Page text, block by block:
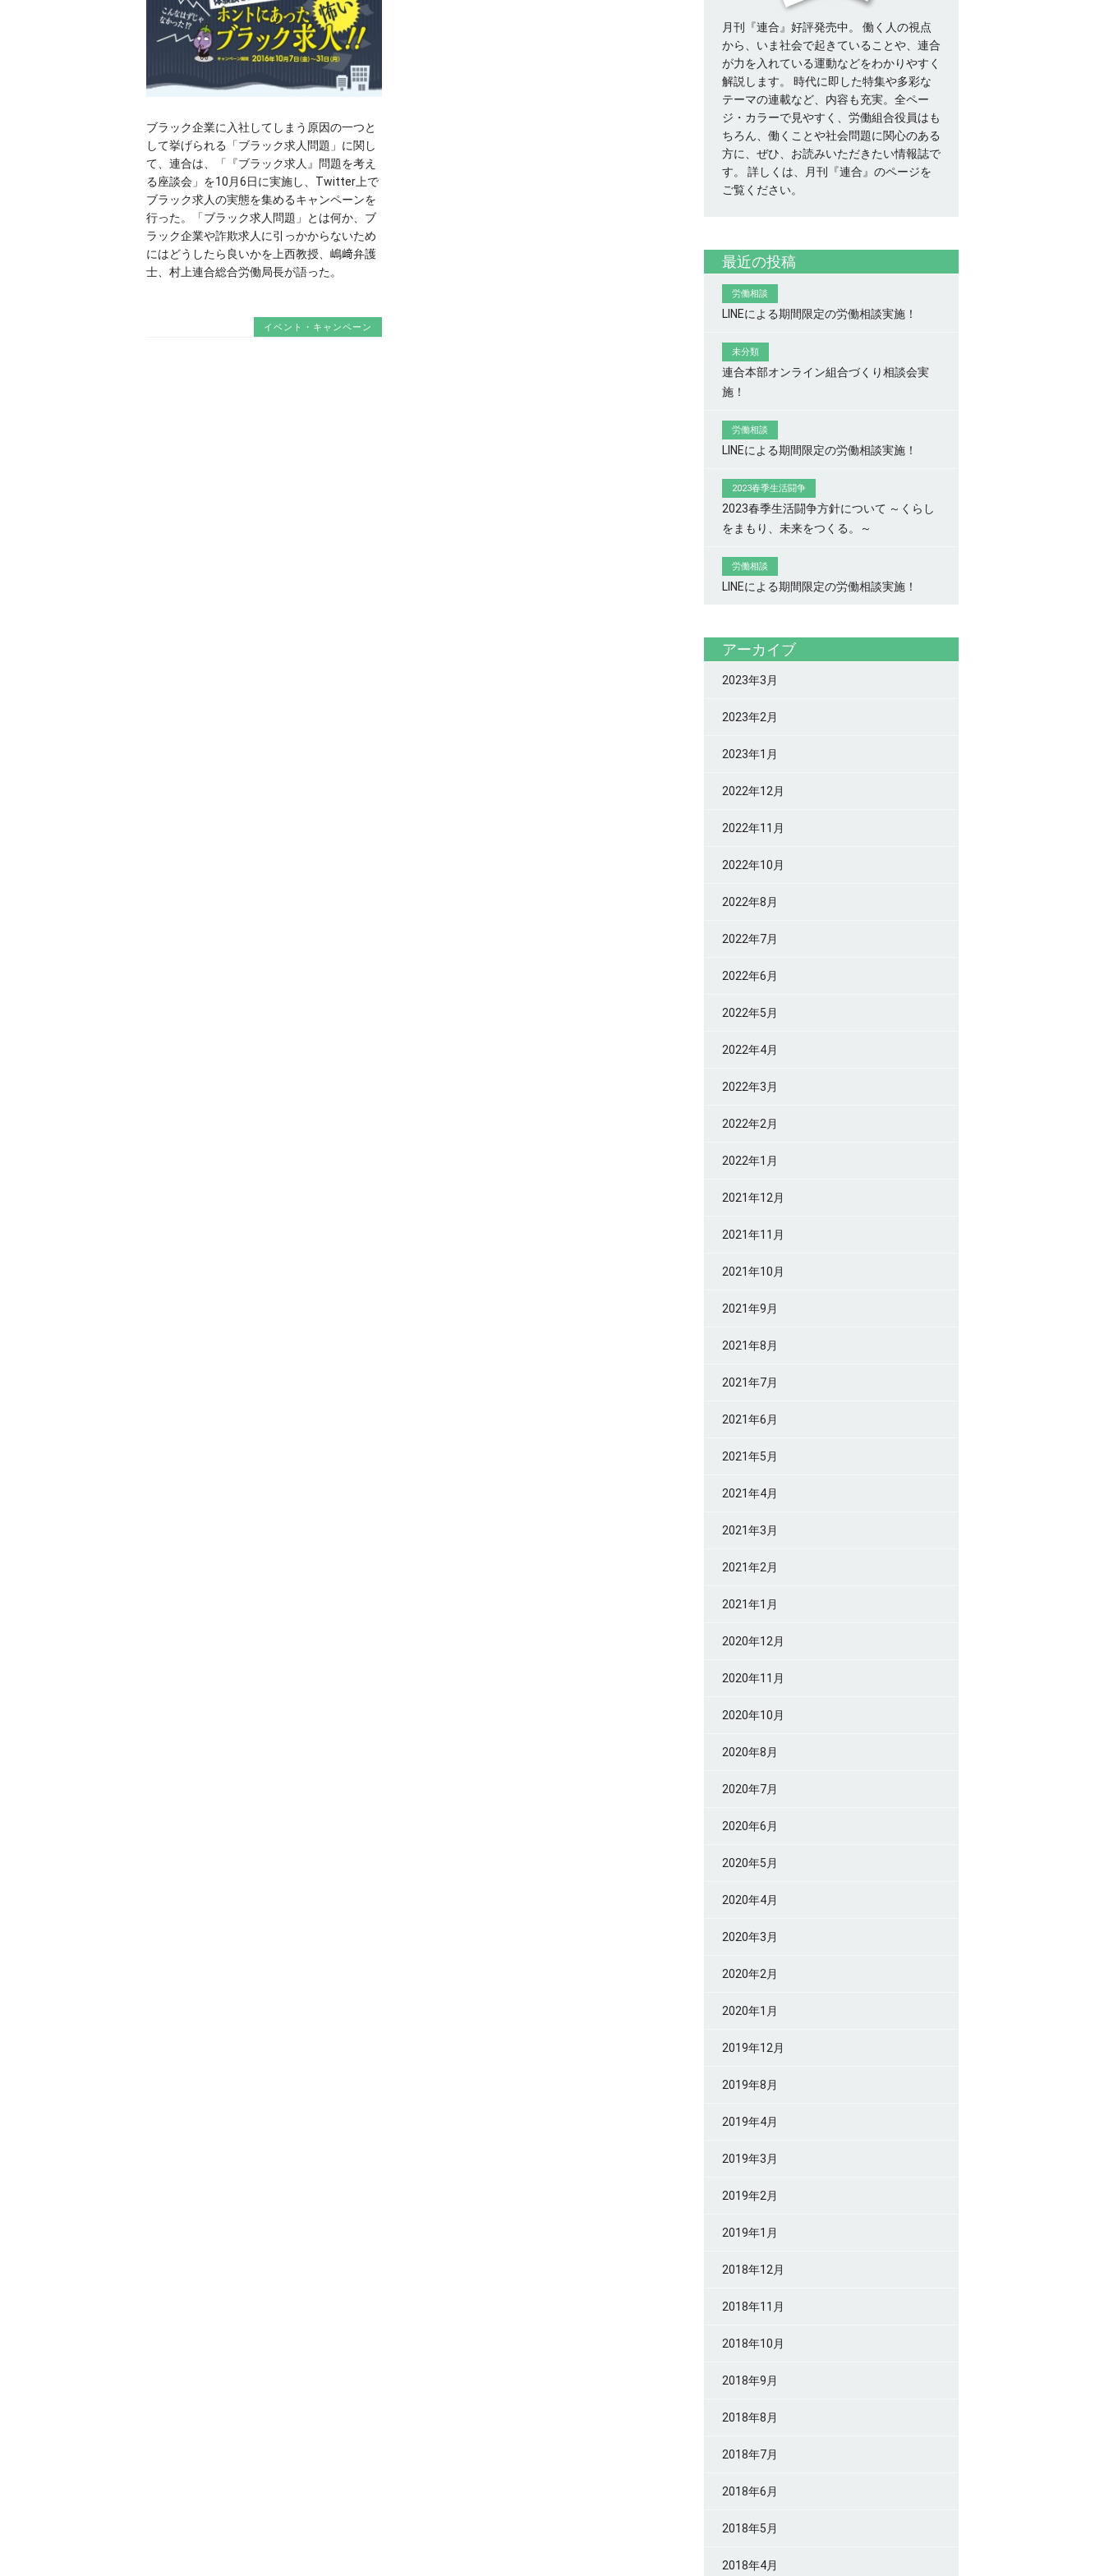
ブラック企業に入社してしまう原因の一つと
して挙げられる「ブラック求人問題」に関し
て、連合は、「『ブラック求人』問題を考え
る座談会」を10月6日に実施し、Twitter上で
ブラック求人の実態を集めるキャンペーンを
行った。「ブラック求人問題」とは何か、ブ
ラック企業や詐欺求人に引っかからないため
にはどうしたら良いかを上西教授、嶋﨑弁護
士、村上連合総合労働局長が語った。
イベント・キャンペーン
月刊『連合』好評発売中。 働く人の視点
から、いま社会で起きていることや、連合
が力を入れている運動などをわかりやすく
解説します。 時代に即した特集や多彩な
テーマの連載など、内容も充実。全ペー
ジ・カラーで見やすく、労働組合役員はも
ちろん、働くことや社会問題に関心のある
方に、ぜひ、お読みいただきたい情報誌で
す。 詳しくは、月刊『連合』のページを
ご覧ください。
最近の投稿
労働相談
LINEによる期間限定の労働相談実施！
未分類
連合本部オンライン組合づくり相談会実
施！
労働相談
LINEによる期間限定の労働相談実施！
2023春季生活闘争
2023春季生活闘争方針について ～くらし
をまもり、未来をつくる。～
労働相談
LINEによる期間限定の労働相談実施！
アーカイブ
2023年3月
2023年2月
2023年1月
2022年12月
2022年11月
2022年10月
2022年8月
2022年7月
2022年6月
2022年5月
2022年4月
2022年3月
2022年2月
2022年1月
2021年12月
2021年11月
2021年10月
2021年9月
2021年8月
2021年7月
2021年6月
2021年5月
2021年4月
2021年3月
2021年2月
2021年1月
2020年12月
2020年11月
2020年10月
2020年8月
2020年7月
2020年6月
2020年5月
2020年4月
2020年3月
2020年2月
2020年1月
2019年12月
2019年8月
2019年4月
2019年3月
2019年2月
2019年1月
2018年12月
2018年11月
2018年10月
2018年9月
2018年8月
2018年7月
2018年6月
2018年5月
2018年4月